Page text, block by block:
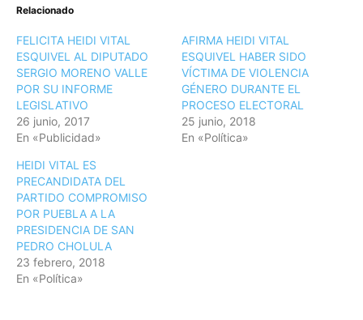
Relacionado
FELICITA HEIDI VITAL
ESQUIVEL AL DIPUTADO
SERGIO MORENO VALLE
POR SU INFORME
LEGISLATIVO
26 junio, 2017
En «Publicidad»
AFIRMA HEIDI VITAL
ESQUIVEL HABER SIDO
VÍCTIMA DE VIOLENCIA
GÉNERO DURANTE EL
PROCESO ELECTORAL
25 junio, 2018
En «Política»
HEIDI VITAL ES
PRECANDIDATA DEL
PARTIDO COMPROMISO
POR PUEBLA A LA
PRESIDENCIA DE SAN
PEDRO CHOLULA
23 febrero, 2018
En «Política»